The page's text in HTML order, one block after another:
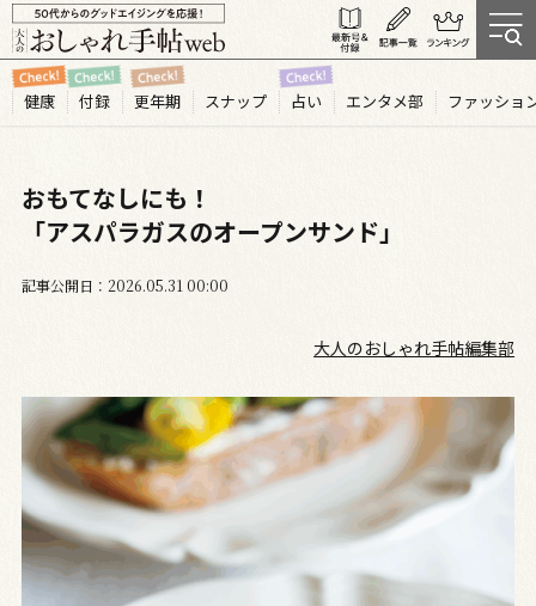
健康 付録 更年期 スナップ 占い エンタメ部 ファッショ
おもてなしにも！
「アスパラガスのオープンサンド」
記事公開日 2026.05 31 00:00
大人のおしゃれ手帖編集部